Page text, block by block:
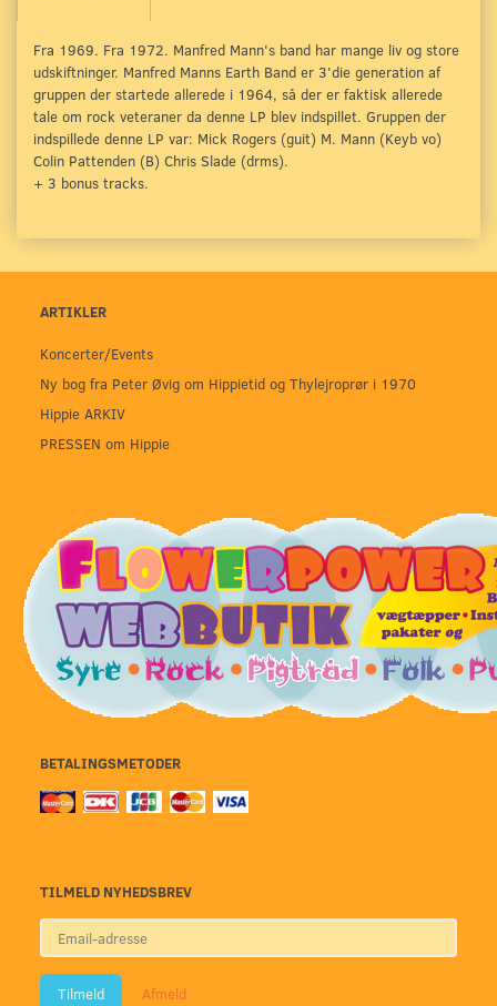
Fra 1969. Fra 1972. Manfred Mann's band har mange liv og store
udskiftninger. Manfred Manns Earth Band er 3'die generation af
gruppen der startede allerede i 1964, så der er faktisk allerede
tale om rock veteraner da denne LP blev indspillet. Gruppen der
indspillede denne LP var: Mick Rogers (guit) M. Mann (Keyb vo)
Colin Pattenden (B) Chris Slade (drms).
+ 3 bonus tracks.
ARTIKLER
Koncerter/Events
Ny bog fra Peter Øvig om Hippietid og Thylejroprør i 1970
Hippie ARKIV
PRESSEN om Hippie
BETALINGSMETODER
TILMELD NYHEDSBREV
Email-
adresse
Tilmeld Afmeld